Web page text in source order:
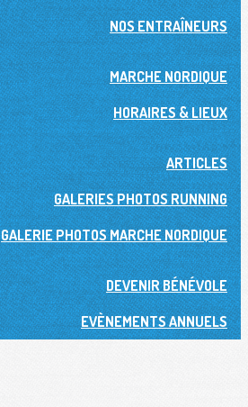
NOS ENTRAÎNEURS
MARCHE NORDIQUE
HORAIRES & LIEUX
ARTICLES
GALERIES PHOTOS RUNNING
GALERIE PHOTOS MARCHE NORDIQUE
DEVENIR BÉNÉVOLE
EVÈNEMENTS ANNUELS